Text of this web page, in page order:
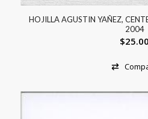
HOJILLA AGUSTIN YAÑEZ,
2004
$25.00